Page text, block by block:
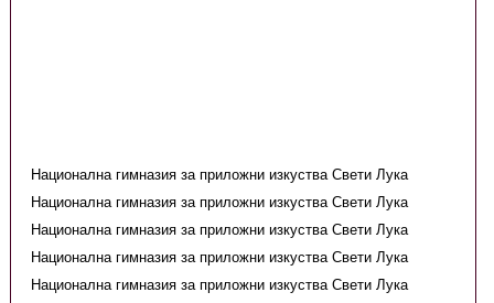
Национална гимназия за приложни изкуства Свети Лука
Национална гимназия за приложни изкуства Свети Лука
Национална гимназия за приложни изкуства Свети Лука
Национална гимназия за приложни изкуства Свети Лука
Национална гимназия за приложни изкуства Свети Лука